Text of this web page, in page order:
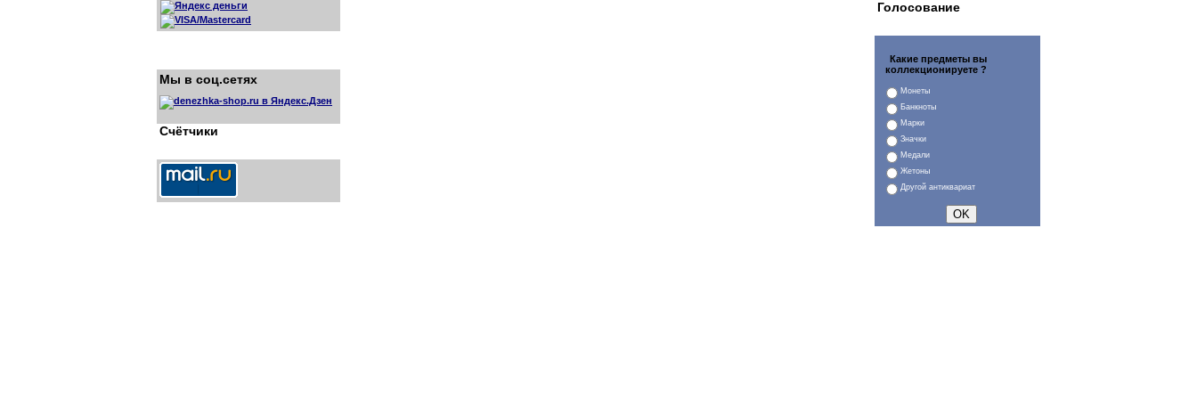
Мы в соц.сетях
Счётчики
Голосование
Какие предметы вы
коллекционируете ?
Монеты
Банкноты
Марки
Значки
Медали
Жетоны
Другой антиквариат